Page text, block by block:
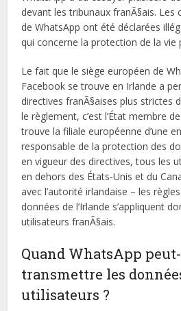
devant les tribunaux franÃ§ais. Les
de WhatsApp ont été déclarées
qui concerne la protection de la vie
Le fait que le siège européen de
Facebook se trouve en Irlande a
directives franÃ§aises plus strictes
le règlement, c’est l’État membre
trouve la filiale européenne d’une
responsable de la protection des
en vigueur des directives, tous les
en dehors des États-Unis et du
avec l’autorité irlandaise – les
données de l’Irlande s’appliquent
utilisateurs franÃ§ais.
Quand WhatsApp
transmettre les
utilisateurs ?